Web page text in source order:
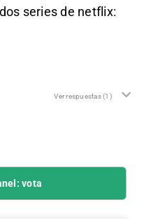
series de netflix:
Ver respuestas(1)
vota